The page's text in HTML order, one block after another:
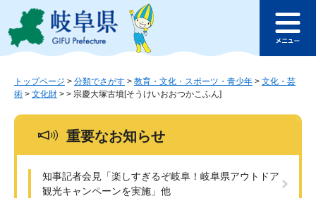
ジ
ュ
このページの本文へ
ュ
トップページ > 分類でさがす > 教育・文化・スポーツ・青少年 > 文化・芸
術 > 文化財 > > 宗慶大塚古墳[そうけいおおつかこふん]
重要なお知らせ
知事記者会見「楽しすぎるぞ岐阜！岐阜県アウトドア
観光キャンペーンを実施」他